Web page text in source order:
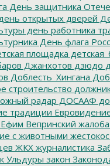
День защитника
открытых дверей
день работника
День флага
площадка
Джанхотов дзюдо
Доблесть_Хингана
строительство
радар ДОСААФ
традиции
Ефим Вепринский жалоба
с животными
ЖКХ журналистика
Ульдуры закон